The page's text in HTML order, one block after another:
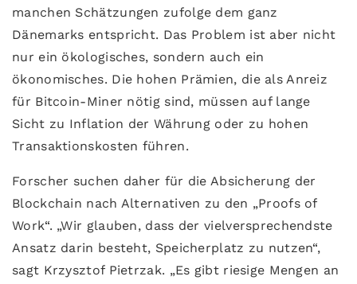
manchen Schätzungen zufolge dem ganz
Dänemarks entspricht. Das Problem ist aber nicht
nur ein ökologisches, sondern auch ein
ökonomisches. Die hohen Prämien, die als Anreiz
für Bitcoin-Miner nötig sind, müssen auf lange
Sicht zu Inflation der Währung oder zu hohen
Transaktionskosten führen.
Forscher suchen daher für die Absicherung der
Blockchain nach Alternativen zu den „Proofs of
Work“. „Wir glauben, dass der vielversprechendste
Ansatz darin besteht, Speicherplatz zu nutzen“,
sagt Krzysztof Pietrzak. „Es gibt riesige Mengen an